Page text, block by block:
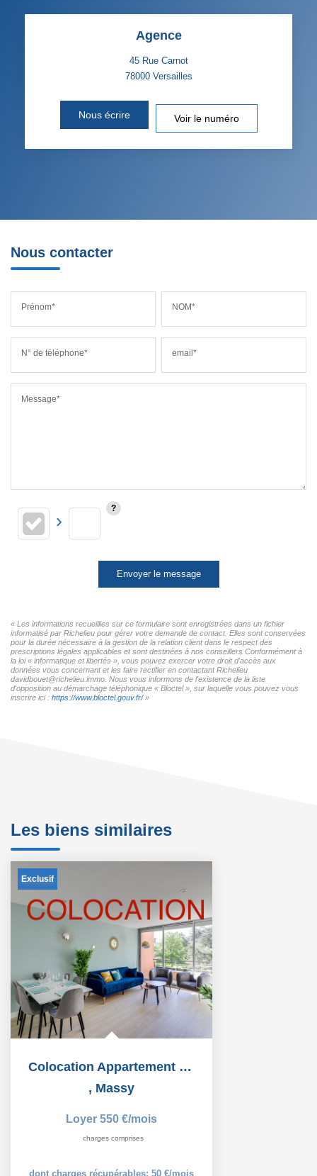
Agence
45 Rue Carnot
78000 Versailles
Nous écrire Voir le numéro
Nous contacter
Prénom* NOM*
N° de téléphone* email*
Message*
Envoyer le message
« Les informations recueillies sur ce formulaire sont enregistrées dans un fichier
informatisé par Richelieu pour gérer votre demande de contact. Elles sont conservées
pour la durée nécessaire à la gestion de la relation client dans le respect des
prescriptions légales applicables et sont destinées à nos conseillers Conformément à
la loi « informatique et libertés », vous pouvez exercer votre droit d'accès aux
données vous concernant et les faire rectifier en contactant Richelieu
davidbouet@richelieu.immo. Nous vous informons de l'existence de la liste
d'opposition au démarchage téléphonique « Bloctel », sur laquelle vous pouvez vous
inscrire ici : https://www.bloctel.gouv.fr/»
Les biens similaires
Exclusif
Colocation Appartement en duplex Massy 1 pièce 30m2
, Massy
Loyer 550 €/mois
charges comprises
dont charges récupérables: 50 €/mois